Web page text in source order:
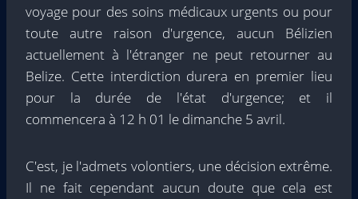
voyage pour des soins médicaux urgents ou pour
toute autre raison d'urgence, aucun Bélizien
actuellement à l'étranger ne peut retourner au
Belize. Cette interdiction durera en premier lieu
pour la durée de l'état d'urgence; et il
commencera à 12 h 01 le dimanche 5 avril.
C'est, je l'admets volontiers, une décision extrême.
Il ne fait cependant aucun doute que cela est